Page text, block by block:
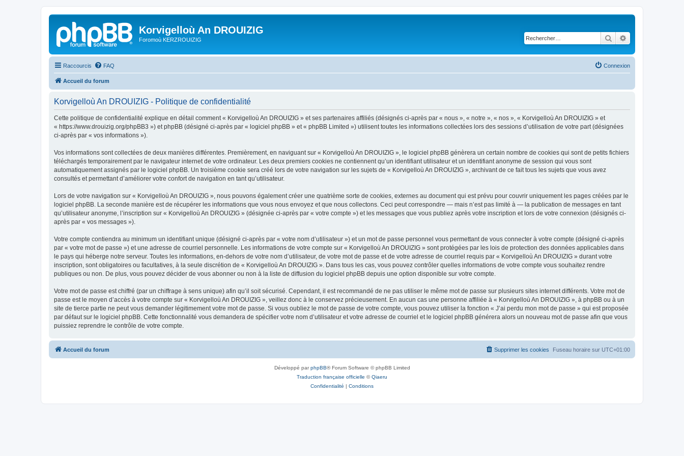
Korvigelloù An DROUIZIG
Foromoù KERZROUIZIG Rechercher
Raccourcis FAQ Connexion
Accueil du forum
Korvigelloù An DROUIZIG - Politique de confidentialité
Cette politique de confidentialité explique en détail comment « Korvigelloù An DROUIZIG » et ses partenaires affiliés (désignés ci-après par « nous », « notre », « nos », « Korvigelloù An DROUIZIG » et
« https://www.drouizig.org/phpBB3 ») et phpBB (désigné ci-après par « logiciel phpBB » et « phpBB Limited ») utilisent toutes les informations collectées lors des sessions d’utilisation de votre part (désignées
ci-après par « vos informations »).
Vos informations sont collectées de deux manières différentes. Premièrement, en naviguant sur « Korvigelloù An DROUIZIG », le logiciel phpBB génèrera un certain nombre de cookies qui sont de petits fichiers
téléchargés temporairement par le navigateur internet de votre ordinateur. Les deux premiers cookies ne contiennent qu’un identifiant utilisateur et un identifiant anonyme de session qui vous sont
automatiquement assignés par le logiciel phpBB. Un troisième cookie sera créé lors de votre navigation sur les sujets de « Korvigelloù An DROUIZIG », archivant de ce fait tous les sujets que vous avez
consultés et permettant d’améliorer votre confort de navigation en tant qu’utilisateur.
Lors de votre navigation sur « Korvigelloù An DROUIZIG », nous pouvons également créer une quatrième sorte de cookies, externes au document qui est prévu pour couvrir uniquement les pages créées par le
logiciel phpBB. La seconde manière est de récupérer les informations que vous nous envoyez et que nous collectons. Ceci peut correspondre — mais n’est pas limité à — la publication de messages en tant
qu’utilisateur anonyme, l’inscription sur « Korvigelloù An DROUIZIG » (désignée ci-après par « votre compte ») et les messages que vous publiez après votre inscription et lors de votre connexion (désignés ci-
après par « vos messages »).
Votre compte contiendra au minimum un identifiant unique (désigné ci-après par « votre nom d’utilisateur ») et un mot de passe personnel vous permettant de vous connecter à votre compte (désigné ci-après
par « votre mot de passe ») et une adresse de courriel personnelle. Les informations de votre compte sur « Korvigelloù An DROUIZIG » sont protégées par les lois de protection des données applicables dans
le pays qui héberge notre serveur. Toutes les informations, en-dehors de votre nom d’utilisateur, de votre mot de passe et de votre adresse de courriel requis par « Korvigelloù An DROUIZIG » durant votre
inscription, sont obligatoires ou facultatives, à la seule discrétion de « Korvigelloù An DROUIZIG ». Dans tous les cas, vous pouvez contrôler quelles informations de votre compte vous souhaitez rendre
publiques ou non. De plus, vous pouvez décider de vous abonner ou non à la liste de diffusion du logiciel phpBB depuis une option disponible sur votre compte.
Votre mot de passe est chiffré (par un chiffrage à sens unique) afin qu’il soit sécurisé. Cependant, il est recommandé de ne pas utiliser le même mot de passe sur plusieurs sites internet différents. Votre mot de
passe est le moyen d’accès à votre compte sur « Korvigelloù An DROUIZIG », veillez donc à le conservez précieusement. En aucun cas une personne affiliée à « Korvigelloù An DROUIZIG », à phpBB ou à un
site de tierce partie ne peut vous demander légitimement votre mot de passe. Si vous oubliez le mot de passe de votre compte, vous pouvez utiliser la fonction « J’ai perdu mon mot de passe » qui est proposée
par défaut sur le logiciel phpBB. Cette fonctionnalité vous demandera de spécifier votre nom d’utilisateur et votre adresse de courriel et le logiciel phpBB générera alors un nouveau mot de passe afin que vous
puissiez reprendre le contrôle de votre compte.
Accueil du forum Fuseau horaire sur UTC+01:00
Supprimer les cookies
Développé parphpBB® Forum Software © phpBB Limited
Traduction française officielle ©Qiaeru
Confidentialité | Conditions